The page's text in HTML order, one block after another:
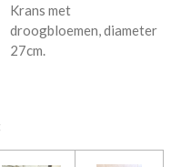
Krans met
droogbloemen, diameter
27cm.